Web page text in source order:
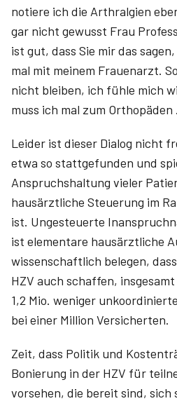
notiere ich die Arthralgien
gar nicht gewusst Frau
ist gut, dass Sie mir das
mal mit meinem Frauenarzt.
nicht bleiben, ich fühle mich
muss ich mal zum Orthopäden
Leider ist dieser Dialog nicht
etwa so stattgefunden und
Anspruchshaltung vieler
hausärztliche Steuerung im
ist. Ungesteuerte
ist elementare haus­ärztliche
wissenschaftlich belegen,
HZV auch schaffen,
1,2 Mio. weniger
bei einer Million Versicherten.
Zeit, dass Politik und
Bonierung in der HZV für
vorsehen, die bereit sind, sich